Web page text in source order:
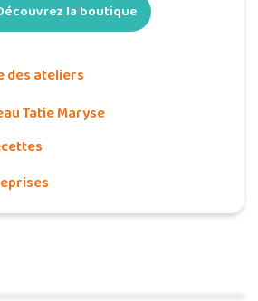
la boutique
des ateliers
Tatie Maryse